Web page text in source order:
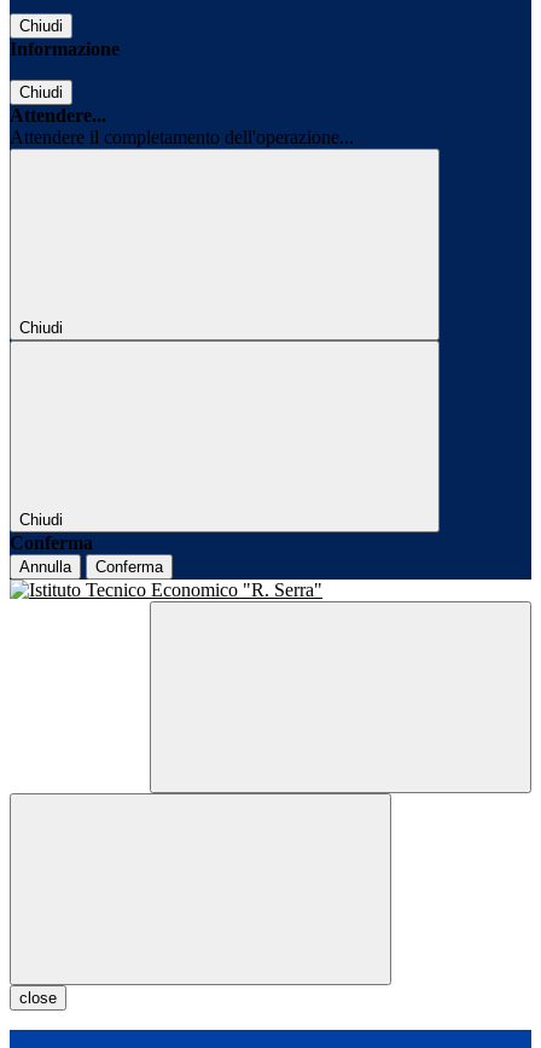
Chiudi
Informazione
Chiudi
Attendere...
Attendere il completamento dell'operazione...
Chiudi
Chiudi
Conferma
Annulla Conferma
close